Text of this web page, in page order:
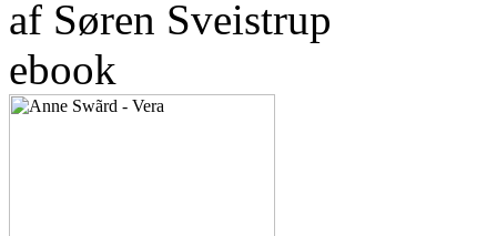
af Søren Sveistrup
ebook